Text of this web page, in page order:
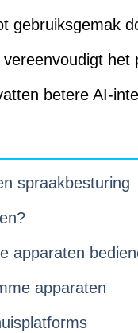
gebruiksgemak
betere AI-
spraakbesturing
apparaten
apparaten